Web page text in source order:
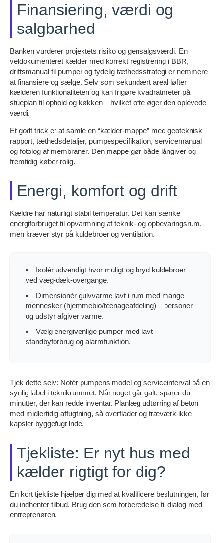
Finansiering, værdi og
salgbarhed
Banken vurderer projektets risiko og gensalgsværdi. En
veldokumenteret kælder med korrekt registrering i BBR,
driftsmanual til pumper og tydelig tæthedsstrategi er nemmere
at finansiere og sælge. Selv som sekundært areal løfter
kælderen funktionaliteten og kan frigøre kvadratmeter på
stueplan til ophold og køkken – hvilket ofte øger den oplevede
værdi.
Et godt trick er at samle en “kælder-mappe” med geoteknisk
rapport, tæthedsdetaljer, pumpespecifikation, servicemanual
og fotolog af membraner. Den mappe gør både långiver og
fremtidig køber rolig.
Energi, komfort og drift
Kældre har naturligt stabil temperatur. Det kan sænke
energiforbruget til opvarmning af teknik- og opbevaringsrum,
men kræver styr på kuldebroer og ventilation.
Isolér udvendigt hvor muligt og bryd kuldebroer
ved væg-dæk-overgange.
Dimensionér gulvvarme lavt i rum med mange
mennesker (hjemmebio/teenageafdeling) – personer
og udstyr afgiver varme.
Vælg energivenlige pumper med lavt
standbyforbrug og alarmfunktion.
Tjek dette selv: Notér pumpens model og serviceinterval på en
synlig label i teknikrummet. Når noget går galt, sparer du
minutter, der kan redde inventar. Planlæg udtørring af beton
med midlertidig affugtning, så overflader og træværk ikke
kapsler byggefugt inde.
Tjekliste: Er nyt hus med
kælder rigtigt for dig?
En kort tjekliste hjælper dig med at kvalificere beslutningen, før
du indhenter tilbud. Brug den som forberedelse til dialog med
entreprenøren.